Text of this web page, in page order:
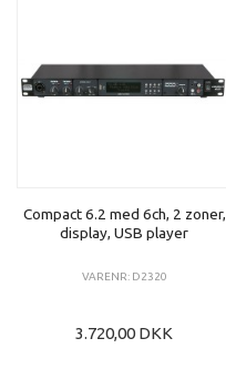
Compact 6.2 med 6ch, 2 zoner,
display, USB player
VARENR: D2320
3.720,00 DKK